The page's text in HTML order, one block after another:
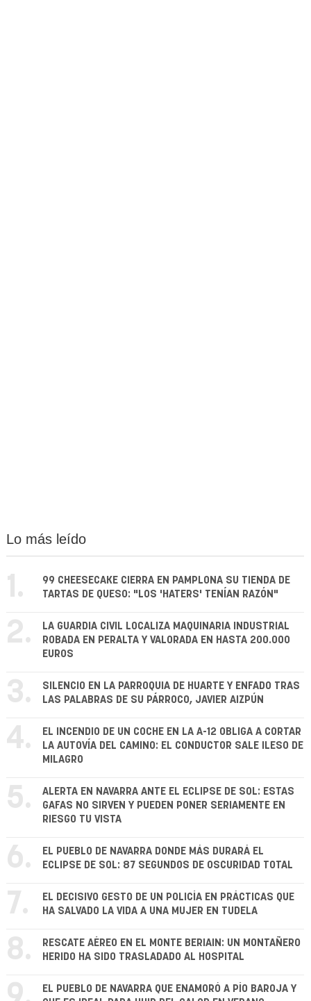
Lo más leído
1.
99 CHEESECAKE CIERRA EN PAMPLONA SU TIENDA DE
TARTAS DE QUESO: "LOS 'HATERS' TENÍAN RAZÓN"
2.
LA GUARDIA CIVIL LOCALIZA MAQUINARIA INDUSTRIAL
ROBADA EN PERALTA Y VALORADA EN HASTA 200.000
EUROS
3.
SILENCIO EN LA PARROQUIA DE HUARTE Y ENFADO TRAS
LAS PALABRAS DE SU PÁRROCO, JAVIER AIZPÚN
4.
EL INCENDIO DE UN COCHE EN LA A-12 OBLIGA A CORTAR
LA AUTOVÍA DEL CAMINO: EL CONDUCTOR SALE ILESO DE
MILAGRO
5.
ALERTA EN NAVARRA ANTE EL ECLIPSE DE SOL: ESTAS
GAFAS NO SIRVEN Y PUEDEN PONER SERIAMENTE EN
RIESGO TU VISTA
6.
EL PUEBLO DE NAVARRA DONDE MÁS DURARÁ EL
ECLIPSE DE SOL: 87 SEGUNDOS DE OSCURIDAD TOTAL
7.
EL DECISIVO GESTO DE UN POLICÍA EN PRÁCTICAS QUE
HA SALVADO LA VIDA A UNA MUJER EN TUDELA
8.
RESCATE AÉREO EN EL MONTE BERIAIN: UN MONTAÑERO
HERIDO HA SIDO TRASLADADO AL HOSPITAL
EL PUEBLO DE NAVARRA QUE ENAMORÓ A PÍO BAROJA Y